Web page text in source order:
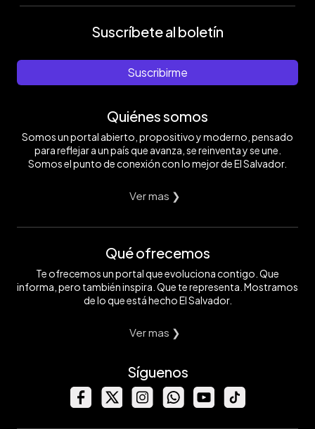
Suscríbete al boletín
Suscribirme
Quiénes somos
Somos un portal abierto, propositivo y moderno, pensado
para reflejar a un país que avanza, se reinventa y se une.
Somos el punto de conexión con lo mejor de El Salvador.
Ver mas ❯
Qué ofrecemos
Te ofrecemos un portal que evoluciona contigo. Que
informa, pero también inspira. Que te representa. Mostramos
de lo que está hecho El Salvador.
Ver mas ❯
Síguenos